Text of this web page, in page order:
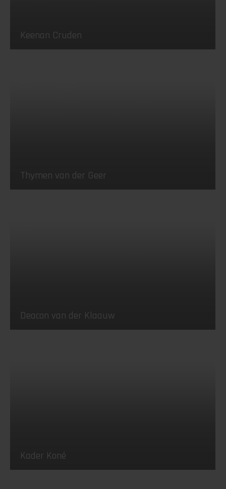
Keenan Cruden
Thymen van der Geer
Deacon van der Klaauw
Kader Koné